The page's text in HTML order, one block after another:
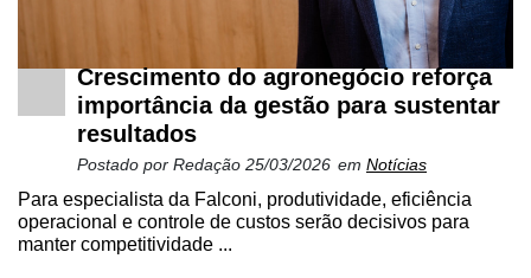
Crescimento do agronegócio reforça
importância da gestão para sustentar
resultados
Postado por Redação 25/03/2026 em Notícias
Para especialista da Falconi, produtividade, eficiência
operacional e controle de custos serão decisivos para
manter competitividade ...